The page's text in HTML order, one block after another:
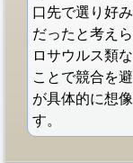
口先で選り好
だったと考え
ロサウルス類
ことで競合を
が具体的に想
す。